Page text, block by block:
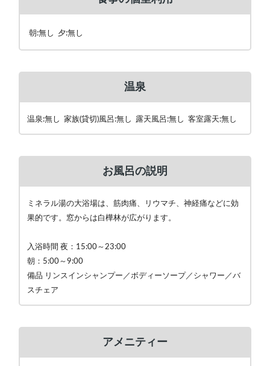
朝:無し 夕:無し
温泉
温泉:無し 家族(貸切)風呂:無し 露天風呂:無し 客室露天:無し
お風呂の説明
ミネラル湯の大浴場は、筋肉痛、リウマチ、神経痛などに効
果的です。窓からは白樺林が広がります。
入浴時間 夜：15:00～23:00
朝：5:00～9:00
備品 リンスインシャンプー／ボディーソープ／シャワー／バ
スチェア
アメニティー